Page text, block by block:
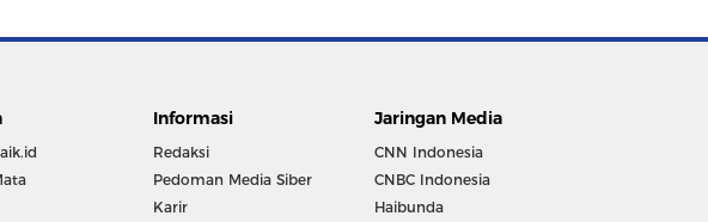
Informasi
Redaksi
Pedoman Media Siber
Karir
Jaringan Media
CNN Indonesia
CNBC Indonesia
Haibunda